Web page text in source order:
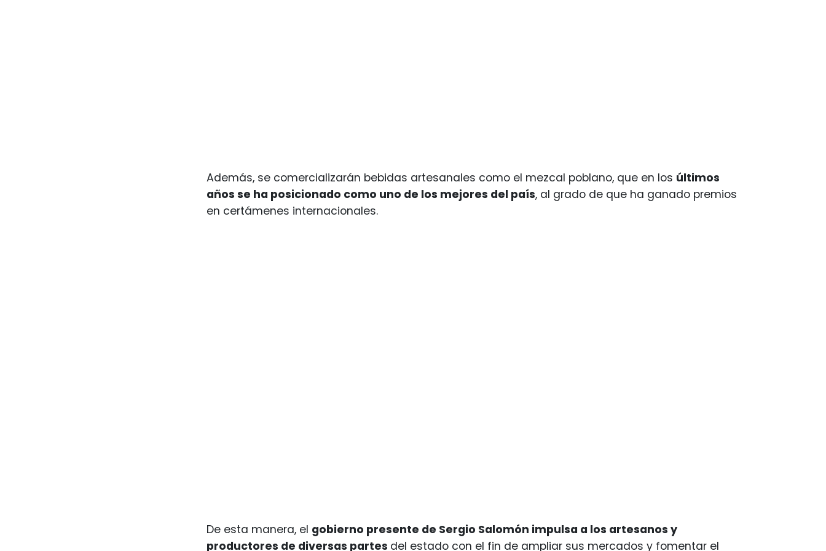
Además, se comercializarán bebidas artesanales como el mezcal poblano, que en los últimos
años se ha posicionado como uno de los mejores del país, al grado de que ha ganado premios
en certámenes internacionales.
De esta manera, el gobierno presente de Sergio Salomón impulsa a los artesanos y
productores de diversas partes del estado con el fin de ampliar sus mercados y fomentar el